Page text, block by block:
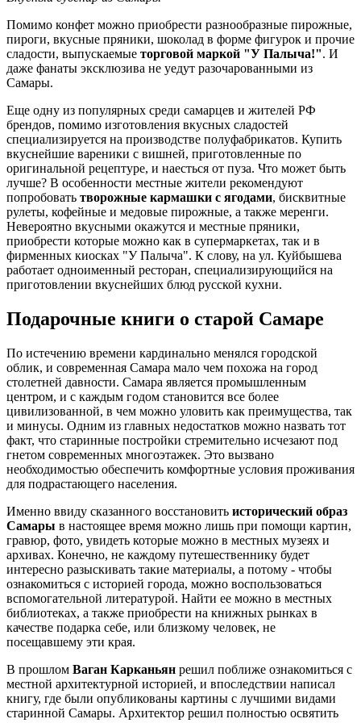
Помимо конфет можно приобрести разнообразные пирожные,
пироги, вкусные пряники, шоколад в форме фигурок и прочие
сладости, выпускаемые торговой маркой "У Палыча!". И
даже фанаты эксклюзива не уедут разочарованными из
Самары.
Еще одну из популярных среди самарцев и жителей РФ
брендов, помимо изготовления вкусных сладостей
специализируется на производстве полуфабрикатов. Купить
вкуснейшие вареники с вишней, приготовленные по
оригинальной рецептуре, и наесться от пуза. Что может быть
лучше? В особенности местные жители рекомендуют
попробовать творожные кармашки с ягодами, бисквитные
рулеты, кофейные и медовые пирожные, а также меренги.
Невероятно вкусными окажутся и местные пряники,
приобрести которые можно как в супермаркетах, так и в
фирменных киосках "У Палыча". К слову, на ул. Куйбышева
работает одноименный ресторан, специализирующийся на
приготовлении вкуснейших блюд русской кухни.
Подарочные книги о старой Самаре
По истечению времени кардинально менялся городской
облик, и современная Самара мало чем похожа на город
столетней давности. Самара является промышленным
центром, и с каждым годом становится все более
цивилизованной, в чем можно уловить как преимущества, так
и минусы. Одним из главных недостатков можно назвать тот
факт, что старинные постройки стремительно исчезают под
гнетом современных многоэтажек. Это вызвано
необходимостью обеспечить комфортные условия проживания
для подрастающего населения.
Именно ввиду сказанного восстановить исторический образ
Самары в настоящее время можно лишь при помощи картин,
гравюр, фото, увидеть которые можно в местных музеях и
архивах. Конечно, не каждому путешественнику будет
интересно разыскивать такие материалы, а потому - чтобы
ознакомиться с историей города, можно воспользоваться
вспомогательной литературой. Найти ее можно в местных
библиотеках, а также приобрести на книжных рынках в
качестве подарка себе, или близкому человек, не
посещавшему эти края.
В прошлом Ваган Карканьян решил поближе ознакомиться с
местной архитектурной историей, и впоследствии написал
книгу, где были опубликованы картины с лучшими видами
старинной Самары. Архитектор решил полностью освятить